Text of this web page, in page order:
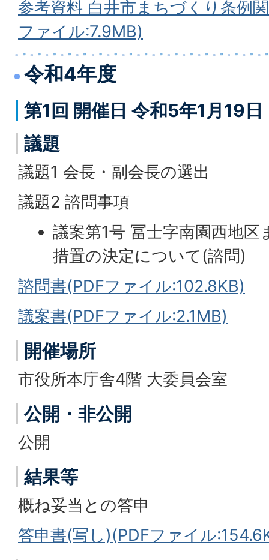
参考資料 白井市まちづくり条例
ファイル:7.9MB)
令和4年度
第1回 開催日 令和5年1月19
議題
議題1 会長・副会長の選出
議題2 諮問事項
議案第1号 冨士字南園西地
措置の決定について(諮問)
諮問書(PDFファイル:102.8KB)
議案書(PDFファイル:2.1MB)
開催場所
市役所本庁舎4階 大委員会室
公開・非公開
公開
結果等
概ね妥当との答申
答申書(写し)(PDFファイル